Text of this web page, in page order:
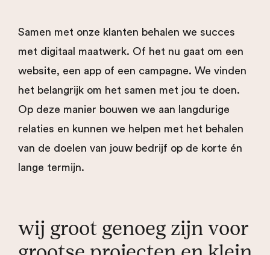
Samen met onze klanten behalen we succes
met digitaal maatwerk. Of het nu gaat om een
website, een app of een campagne. We vinden
het belangrijk om het samen met jou te doen.
Op deze manier bouwen we aan langdurige
relaties en kunnen we helpen met het behalen
van de doelen van jouw bedrijf op de korte én
lange termijn.
wij groot genoeg zijn voor